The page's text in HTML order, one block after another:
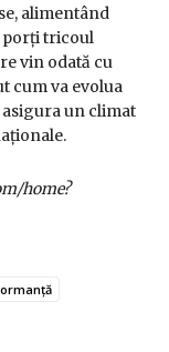
alimentând
porți tricoul
vin odată cu
cum va evolua
un climat
home?